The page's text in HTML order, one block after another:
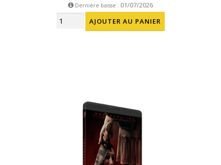
Dernière baisse : 01/07/2026